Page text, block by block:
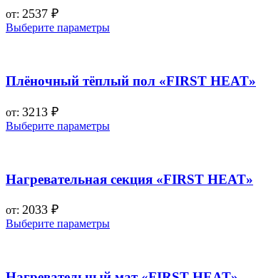
от: 2537 ₽
Выберите параметры
Плёночный тёплый пол «FIRST HEAT»
от: 3213 ₽
Выберите параметры
Нагревательная секция «FIRST HEAT»
от: 2033 ₽
Выберите параметры